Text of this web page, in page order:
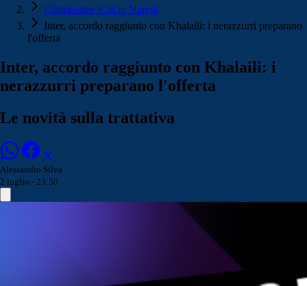
Ultimissime Calcio Napoli
Inter, accordo raggiunto con Khalaili: i nerazzurri preparano
l'offerta
Inter, accordo raggiunto con Khalaili: i
nerazzurri preparano l'offerta
Le novità sulla trattativa
Alessandro Silva
2 luglio - 23:50